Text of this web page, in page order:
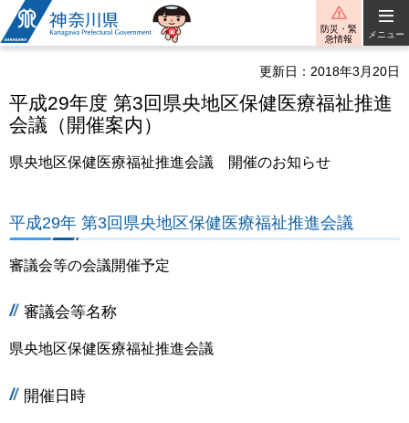
神奈川県
防災・緊
急情報
メニュー
更新日：2018年3月20日
平成29年度 第3回県央地区保健医療福祉推進
会議（開催案内）
県央地区保健医療福祉推進会議 開催のお知らせ
平成29年 第3回県央地区保健医療福祉推進会議
審議会等の会議開催予定
審議会等名称
県央地区保健医療福祉推進会議
開催日時